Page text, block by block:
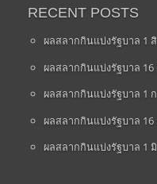
RECENT POSTS
ผลสลากกินแบ่งรัฐบาล 1
ผลสลากกินแบ่งรัฐบาล 16
ผลสลากกินแบ่งรัฐบาล 1
ผลสลากกินแบ่งรัฐบาล
ผลสลากกินแบ่งรัฐบาล 1